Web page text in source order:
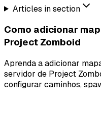
Articles in section
Como adicionar
Project Zomboid
Aprenda a adicionar
servidor de Project
configurar caminhos,